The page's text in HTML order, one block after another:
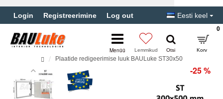
Login Registreerimine Log out Eesti keel
0
Plaatide redigeerimise luuk BAULuke ST30x50
-25 %